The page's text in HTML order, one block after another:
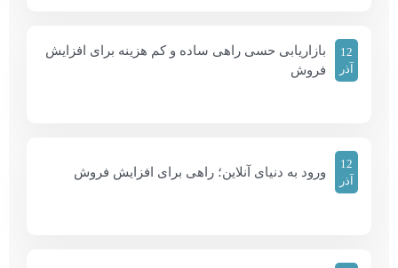
12
آذر
بازاریابی حسی راهی ساده و کم هزینه برای افزایش
فروش
12
آذر
ورود به دنیای آنلاین؛ راهی برای افزایش فروش